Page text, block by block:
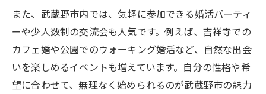
また、武蔵野市内では、気軽に参加できる婚活パーティ
ーや少人数制の交流会も人気です。例えば、吉祥寺での
カフェ婚や公園でのウォーキング婚活など、自然な出会
いを楽しめるイベントも増えています。自分の性格や希
望に合わせて、無理なく始められるのが武蔵野市の魅力